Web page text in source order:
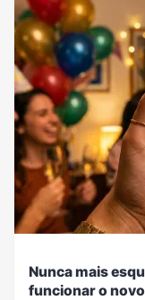
Nunca mais
funcionar o